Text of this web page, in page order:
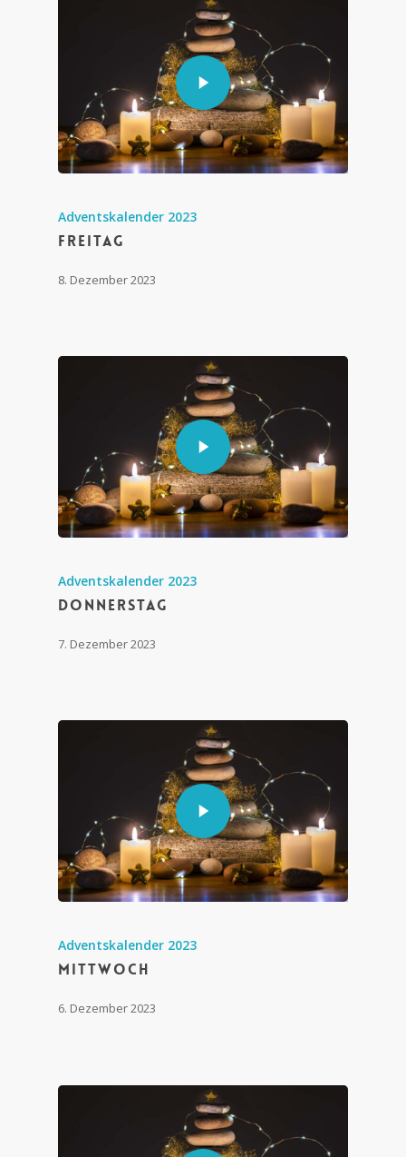
Adventskalender 2023
Freitag
8. Dezember 2023
Adventskalender 2023
Donnerstag
7. Dezember 2023
Adventskalender 2023
Mittwoch
6. Dezember 2023